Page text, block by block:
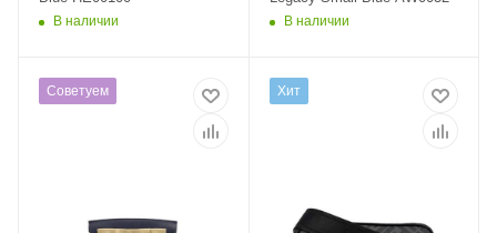
В наличии В наличии
Советуем Хит